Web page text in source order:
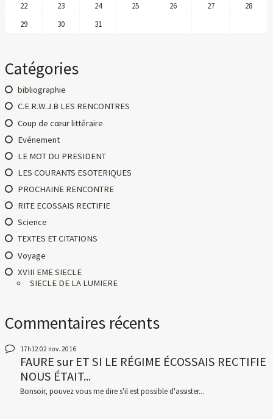
22 23 24 25 26 27
28
29
30 31
Catégories
bibliographie
C.E.R.W.J.B LES RENCONTRES
Coup de cœur littéraire
Evénement
LE MOT DU PRESIDENT
LES COURANTS ESOTERIQUES
PROCHAINE RENCONTRE
RITE ECOSSAIS RECTIFIE
Science
TEXTES ET CITATIONS
Voyage
XVIII EME SIECLE
SIECLE DE LA LUMIERE
Commentaires récents
17h12 02 nov. 2016
FAUREsurET SI LE RÉGIME ÉCOSSAIS RECTIFIE
NOUS ÉTAIT...
Bonsoir, pouvez vous me dire s'il est possible d'assister...